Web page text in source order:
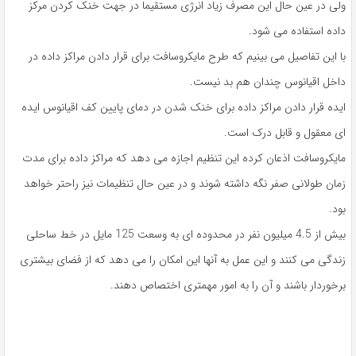
ولی در عین حال این مصرف زیاد انرژی مستقیما در جهت خنک کردن مرکز
داده استفاده می شود.
با این تفاصیل می بینیم که طرح مایکروسافت برای قرار دادن مراکز داده در
داخل اقیانوس چندان هم بد نیست.
ایده قرار دادن مراکز داده برای خنک شدن در دمای پایین کف اقیانوس ایده
ای معقول و قابل درک است.
مایکروسافت اذعان کرده این تنظیم اجازه می دهد که مراکز داده برای مدت
زمان طولانی صفر نگه داشته شوند و در عین حال تنظیمات نیز راحتر خواهد
بود.
بیش از 4.5 میلیون نفر در محدوده ای به وسعت 125 مایل در خط ساحلی
زندگی می کنند و این عمل به آنها این امکان را می دهد که از فضای بیشتری
برخوردار باشند و آن را به امور مهمتری اختصاص دهند.